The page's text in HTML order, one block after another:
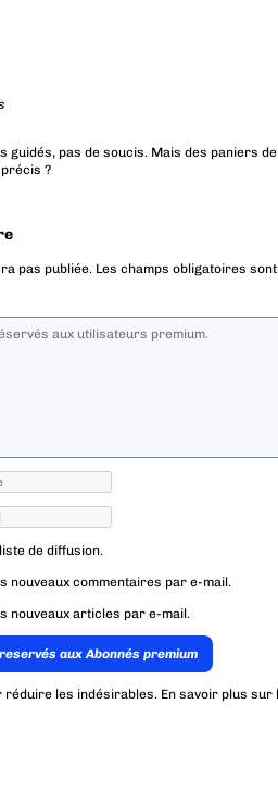
guidés, pas de soucis. Mais des paniers
?
pas publiée. Les champs obligatoires
de diffusion.
nouveaux commentaires par e-mail.
nouveaux articles par e-mail.
aux Abonnés premium
réduire les indésirables. En savoir plus sur